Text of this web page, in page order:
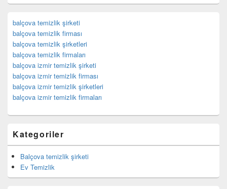
balçova temizlik şirketi
balçova temizlik firması
balçova temizlik şirketleri
balçova temizlik firmaları
balçova izmir temizlik şirketi
balçova izmir temizlik firması
balçova izmir temizlik şirketleri
balçova izmir temizlik firmaları
Kategoriler
Balçova temizlik şirketi
Ev Temizlik